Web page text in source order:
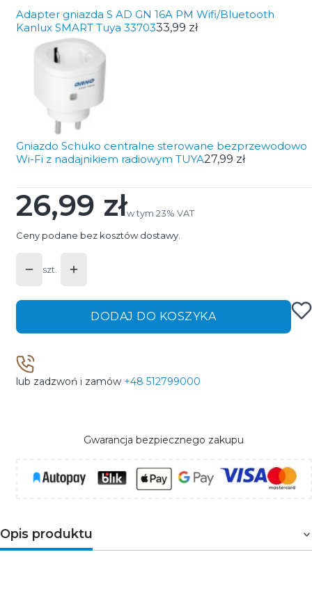
Adapter gniazda S AD GN 16A PM Wifi/Bluetooth
Kanlux SMART Tuya 3370333,99 zł
Gniazdo Schuko centralne sterowane bezprzewodowo
Wi-Fi z nadajnikiem radiowym TUYA27,99 zł
Cena
26,99 złw tym 23% VAT
w tym 23% VAT
Ceny podane bez kosztów dostawy.
szt.
DODAJ DO KOSZYKA
lub zadzwoń i zamów +48 512799000
Gwarancja bezpiecznego zakupu
Opis produktu